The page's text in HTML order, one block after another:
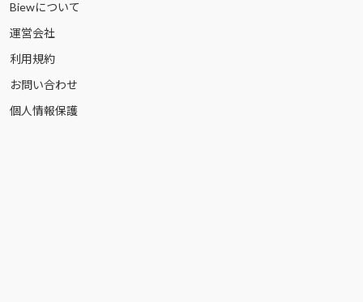
Biewについて
運営会社
利用規約
お問い合わせ
個人情報保護